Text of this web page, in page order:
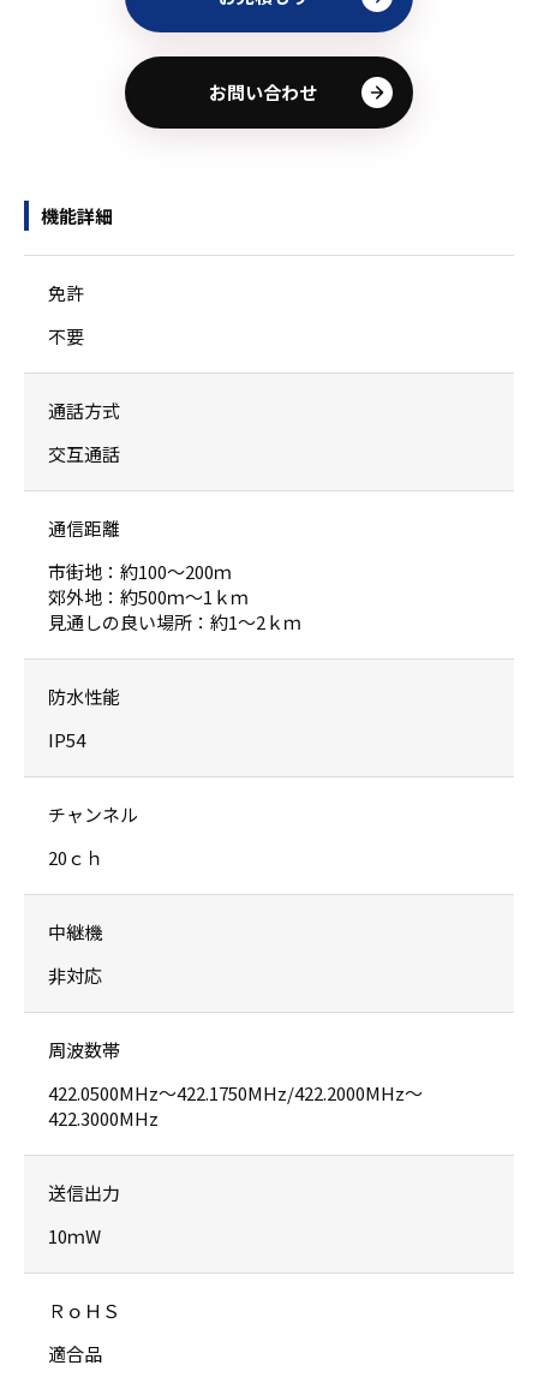
お問い合わせ
機能詳細
免許
不要
通話方式
交互通話
通信距離
市街地：約100〜200ｍ
郊外地：約500ｍ〜1ｋｍ
見通しの良い場所：約1〜2ｋｍ
防水性能
IP54
チャンネル
20ｃｈ
中継機
非対応
周波数帯
422.0500MHz〜422.1750MHz/422.2000MHz〜
422.3000MHz
送信出力
10ｍW
ＲｏＨＳ
適合品